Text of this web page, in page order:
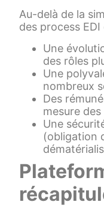
Au-delà de la
des process
Une
des rôles
Une
nombreux
Des
mesure
Une
(obligation